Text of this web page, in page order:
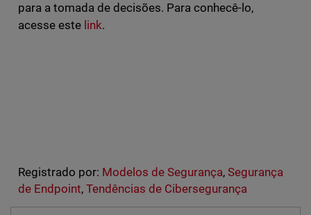
para a tomada de decisões. Para conhecê-lo,
acesse este link.
Registrado por: Modelos de Segurança,Segurança
de Endpoint, Tendências de Cibersegurança